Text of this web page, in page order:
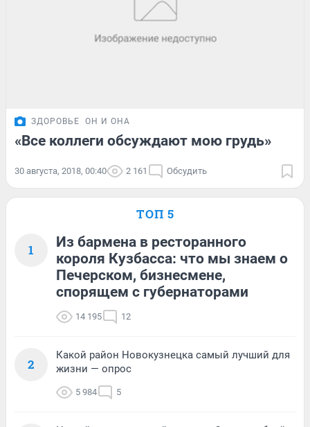
ЗДОРОВЬЕ ОН И ОНА
«Все коллеги обсуждают мою грудь»
30 августа, 2018, 00:40 2 161 Обсудить
ТОП 5
1
Из бармена в ресторанного
короля Кузбасса: что мы знаем о
Печерском, бизнесмене,
спорящем с губернаторами
14 195 12
2
Какой район Новокузнецка самый лучший для
жизни — опрос
5 984 5